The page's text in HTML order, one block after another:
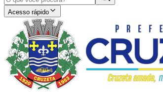
Acesso rápido